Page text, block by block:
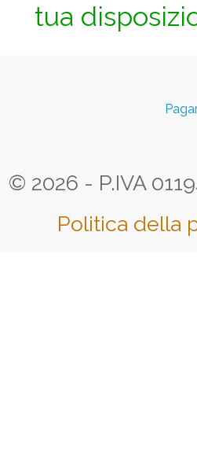
tua
© 2026 - P.IVA
Politica della